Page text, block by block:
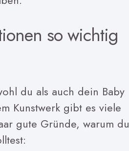
so wichtig
du als auch dein Baby
Kunstwerk gibt es viele
gute Gründe, warum du